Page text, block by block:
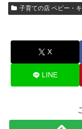
子育ての店 ベビー・
X
LINE